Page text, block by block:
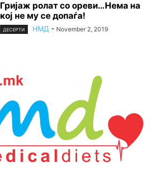
Гријаж ролат со ореви…Нема на
кој не му се допаѓа!
ДЕСЕРТИ НМД - November 2, 2019